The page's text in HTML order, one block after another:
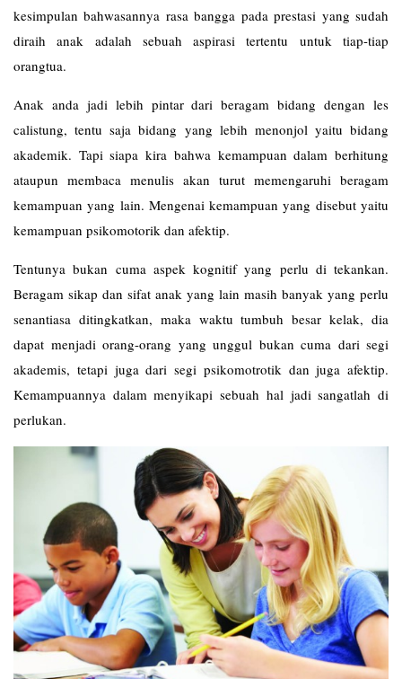
kesimpulan bahwasannya rasa bangga pada prestasi yang sudah
diraih anak adalah sebuah aspirasi tertentu untuk tiap-tiap
orangtua.
Anak anda jadi lebih pintar dari beragam bidang dengan les
calistung, tentu saja bidang yang lebih menonjol yaitu bidang
akademik. Tapi siapa kira bahwa kemampuan dalam berhitung
ataupun membaca menulis akan turut memengaruhi beragam
kemampuan yang lain. Mengenai kemampuan yang disebut yaitu
kemampuan psikomotorik dan afektip.
Tentunya bukan cuma aspek kognitif yang perlu di tekankan.
Beragam sikap dan sifat anak yang lain masih banyak yang perlu
senantiasa ditingkatkan, maka waktu tumbuh besar kelak, dia
dapat menjadi orang-orang yang unggul bukan cuma dari segi
akademis, tetapi juga dari segi psikomotrotik dan juga afektip.
Kemampuannya dalam menyikapi sebuah hal jadi sangatlah di
perlukan.